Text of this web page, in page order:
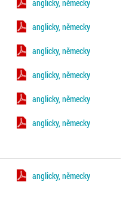
anglicky, německy
anglicky, německy
anglicky, německy
anglicky, německy
anglicky, německy
anglicky, německy
anglicky, německy